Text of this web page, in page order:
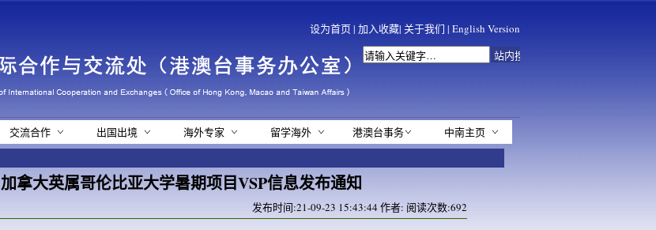
设为首页| 加入收藏| 关于我们 | English Version
交流合作 出国出境 海外专家 留学海外 港澳台事务
中南主页
加拿大英属哥伦比亚大学暑期项目VSP信息发布通知
发布时间:21-09-23 15:43:44 作者: 阅读次数:692